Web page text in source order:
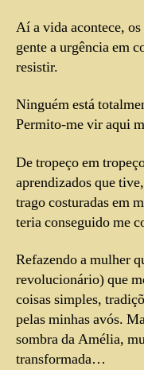
Aí a vida acontece,
gente a urgência em
resistir.
Ninguém está
Permito-me vir aqui
De tropeço em
aprendizados que
trago costuradas em
teria conseguido me
Refazendo a mulher
revolucionário) que
coisas simples,
pelas minhas avós.
sombra da Amélia,
transformada…